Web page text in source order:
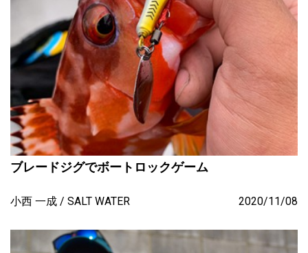
ブレードジグでボートロックゲーム
小西 一成 SALT WATER 2020/11/08